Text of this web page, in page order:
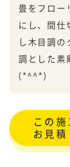
畳をフロー
にし、間仕
し木目調
調とした素
(*^^*)
この
お見